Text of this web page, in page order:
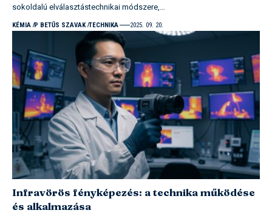
sokoldalú elválasztástechnikai módszere,…
KÉMIA P BETŰS SZAVAK TECHNIKA 2025. 09. 20.
Infravörös fényképezés: a technika működése
és alkalmazása